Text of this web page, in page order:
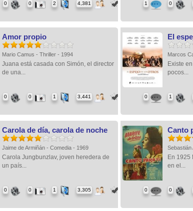
0 0 2 4,381 1 0
Amor propio
Mario Camus - Thriller - 1994
Juana está casada con Simón, el director
de una...
0 0 1 3,441
El
Marcos
Existe
pocos...
0 1
Carola de día, carola de noche
Jaime de Armiñán - Comedia - 1969
Carola Jungbunzlav, joven heredera de
un país...
0 0 1 3,305
Canto
Sebastián
En 1925
en el...
0 0